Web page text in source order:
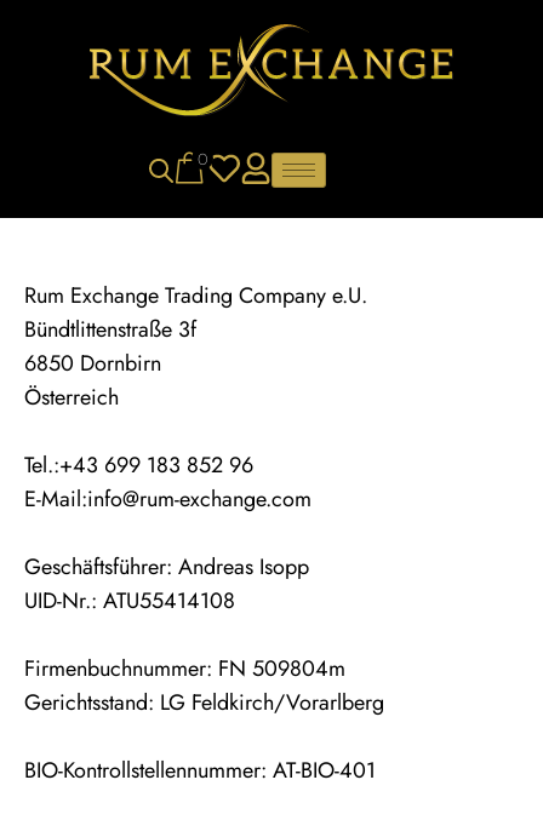
0
Rum Exchange Trading Company e.U.
Bündtlittenstraße 3f
6850 Dornbirn
Österreich
Tel.:+43 699 183 852 96
E-Mail:info@rum-exchange.com
Geschäftsführer: Andreas Isopp
UID-Nr.: ATU55414108
Firmenbuchnummer: FN 509804m
Gerichtsstand: LG Feldkirch/Vorarlberg
BIO-Kontrollstellennummer: AT-BIO-401